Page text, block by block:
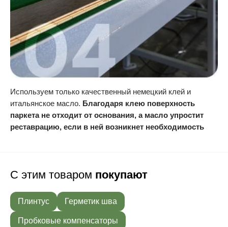
Используем только качественный немецкий клей и
итальянское масло. Благодаря клею поверхность
паркета не отходит от основания, а масло упростит
реставрацию, если в ней возникнет необходимость
С этим товаром покупают
Плинтус Герметик шва
Пробковые компенсаторы